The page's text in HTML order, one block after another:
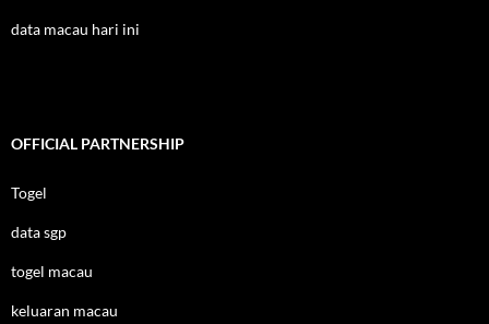
data macau hari ini
OFFICIAL PARTNERSHIP
Togel
data sgp
togel macau
keluaran macau